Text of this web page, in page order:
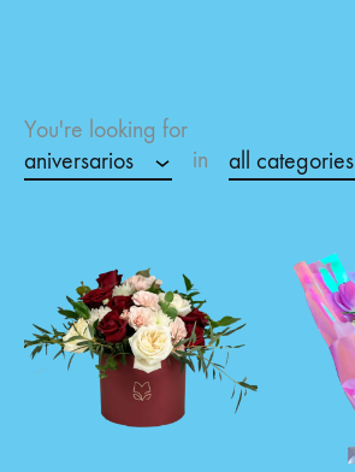
You're looking for
aniversarios
in all categories